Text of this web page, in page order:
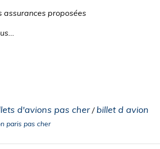
proposées
d'avions pas cher / billet d avion
paris pas cher